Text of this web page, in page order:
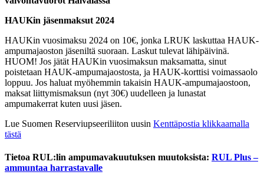
HAUKin jäsenmaksut 2024
HAUKin vuosimaksu 2024 on 10€, jonka LRUK laskuttaa HAUK-
ampumajaoston jäseniltä suoraan. Laskut tulevat lähipäivinä.
HUOM! Jos jätät HAUKin vuosimaksun maksamatta, sinut
poistetaan HAUK-ampumajaostosta, ja HAUK-korttisi voimassaolo
loppuu. Jos haluat myöhemmin takaisin HAUK-ampumajaostoon,
maksat liittymismaksun (nyt 30€) uudelleen ja lunastat
ampumakerrat kuten uusi jäsen.
Lue Suomen Reserviupseeriliiton uusin Kenttäpostia klikkaamalla
tästä
Tietoa RUL:lin ampumavakuutuksen muutoksista: RUL Plus –
ammuntaa harrastavalle